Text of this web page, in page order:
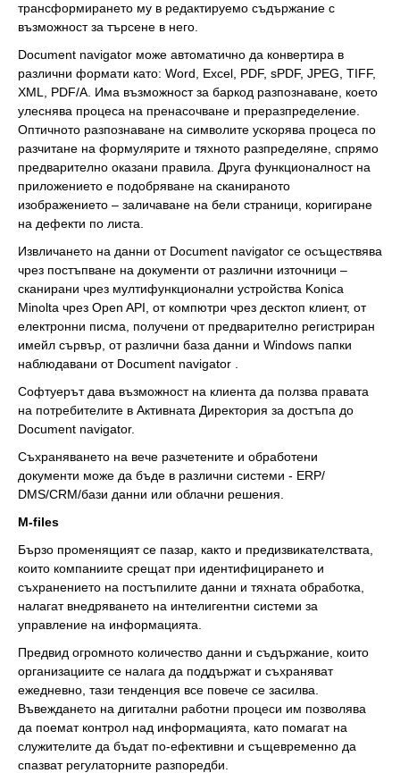
трансформирането му в редактируемо съдържание с
възможност за търсене в него.
Document navigator може автоматично да конвертира в
различни формати като: Word, Excel, PDF, sPDF, JPEG, TIFF,
XML, PDF/A. Има възможност за баркод разпознаване, което
улеснява процеса на пренасочване и преразпределение.
Оптичното разпознаване на символите ускорява процеса по
разчитане на формулярите и тяхното разпределяне, спрямо
предварително оказани правила. Друга функционалност на
приложението е подобряване на сканираното
изображението – заличаване на бели страници, коригиране
на дефекти по листа.
Извличането на данни от Document navigator се осъществява
чрез постъпване на документи от различни източници –
сканирани чрез мултифункционални устройства Konica
Minolta чрез Open API, от компютри чрез десктоп клиент, от
електронни писма, получени от предварително регистриран
имейл сървър, от различни база данни и Windows папки
наблюдавани от Document navigator .
Софтуерът дава възможност на клиента да ползва правата
на потребителите в Активната Директория за достъпа до
Document navigator.
Съхраняването на вече разчетените и обработени
документи може да бъде в различни системи - ERP/
DMS/CRM/бази данни или облачни решения.
M-files
Бързо променящият се пазар, както и предизвикателствата,
които компаниите срещат при идентифицирането и
съхранението на постъпилите данни и тяхната обработка,
налагат внедряването на интелигентни системи за
управление на информацията.
Предвид огромното количество данни и съдържание, които
организациите се налага да поддържат и съхраняват
ежедневно, тази тенденция все повече се засилва.
Въвеждането на дигитални работни процеси им позволява
да поемат контрол над информацията, като помагат на
служителите да бъдат по-ефективни и същевременно да
спазват регулаторните разпоредби.